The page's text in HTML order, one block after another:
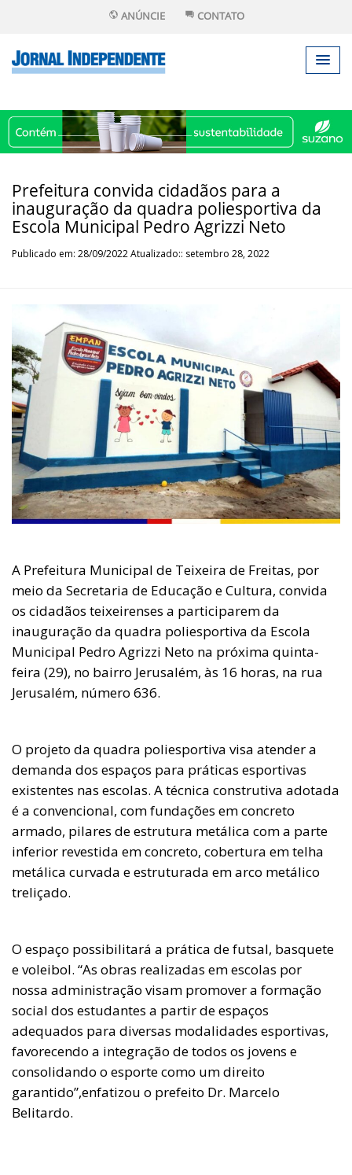
ANÚNCIE CONTATO
Prefeitura convida cidadãos para a
inauguração da quadra poliesportiva da
Escola Municipal Pedro Agrizzi Neto
Publicado em: 28/09/2022 Atualizado:: setembro 28, 2022
A Prefeitura Municipal de Teixeira de Freitas, por
meio da Secretaria de Educação e Cultura, convida
os cidadãos teixeirenses a participarem da
inauguração da quadra poliesportiva da Escola
Municipal Pedro Agrizzi Neto na próxima quinta-
feira (29), no bairro Jerusalém, às 16 horas, na rua
Jerusalém, número 636.
O projeto da quadra poliesportiva visa atender a
demanda dos espaços para práticas esportivas
existentes nas escolas. A técnica construtiva adotada
é a convencional, com fundações em concreto
armado, pilares de estrutura metálica com a parte
inferior revestida em concreto, cobertura em telha
metálica curvada e estruturada em arco metálico
treliçado.
O espaço possibilitará a prática de futsal, basquete
e voleibol. “As obras realizadas em escolas por
nossa administração visam promover a formação
social dos estudantes a partir de espaços
adequados para diversas modalidades esportivas,
favorecendo a integração de todos os jovens e
consolidando o esporte como um direito
garantido”,enfatizou o prefeito Dr. Marcelo
Belitardo.